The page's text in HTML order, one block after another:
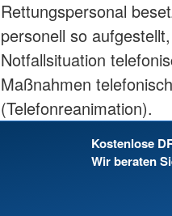
Rettungspersonal
personell so
Notfallsituation
Maßnahmen
(Telefonreanimation).
Kostenlose
Wir beraten